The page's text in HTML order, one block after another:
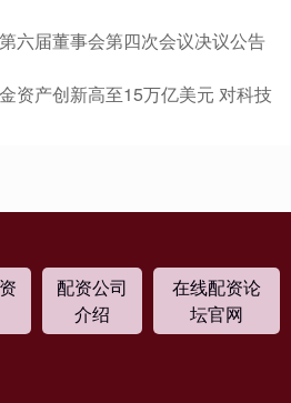
六届董事会第四次会议决议公告
资产创新高至15万亿美元 对科技
配资公司
介绍
在线配资论
坛官网